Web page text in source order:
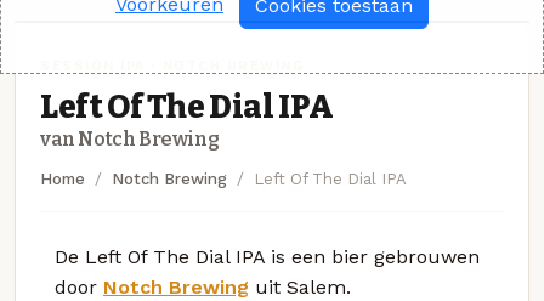
Left Of The Dial IPA
van Notch Brewing
Home Notch Brewing Left Of The Dial IPA
De Left Of The Dial IPA is een bier gebrouwen
door Notch Brewing uit Salem.
Cookies toestaan